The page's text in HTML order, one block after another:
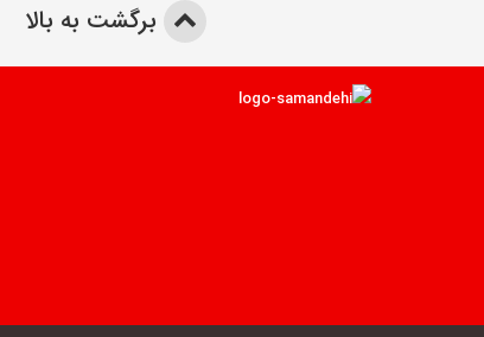
برگشت به بالا